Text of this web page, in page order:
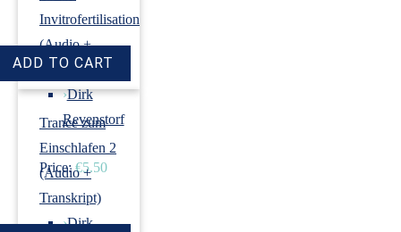
Invitrofertilisation
(Audio +
Transkript)
›Dirk
Revenstorf
Price: €5.50
Trance zum
Einschlafen 2
(Audio +
Transkript)
›Dirk